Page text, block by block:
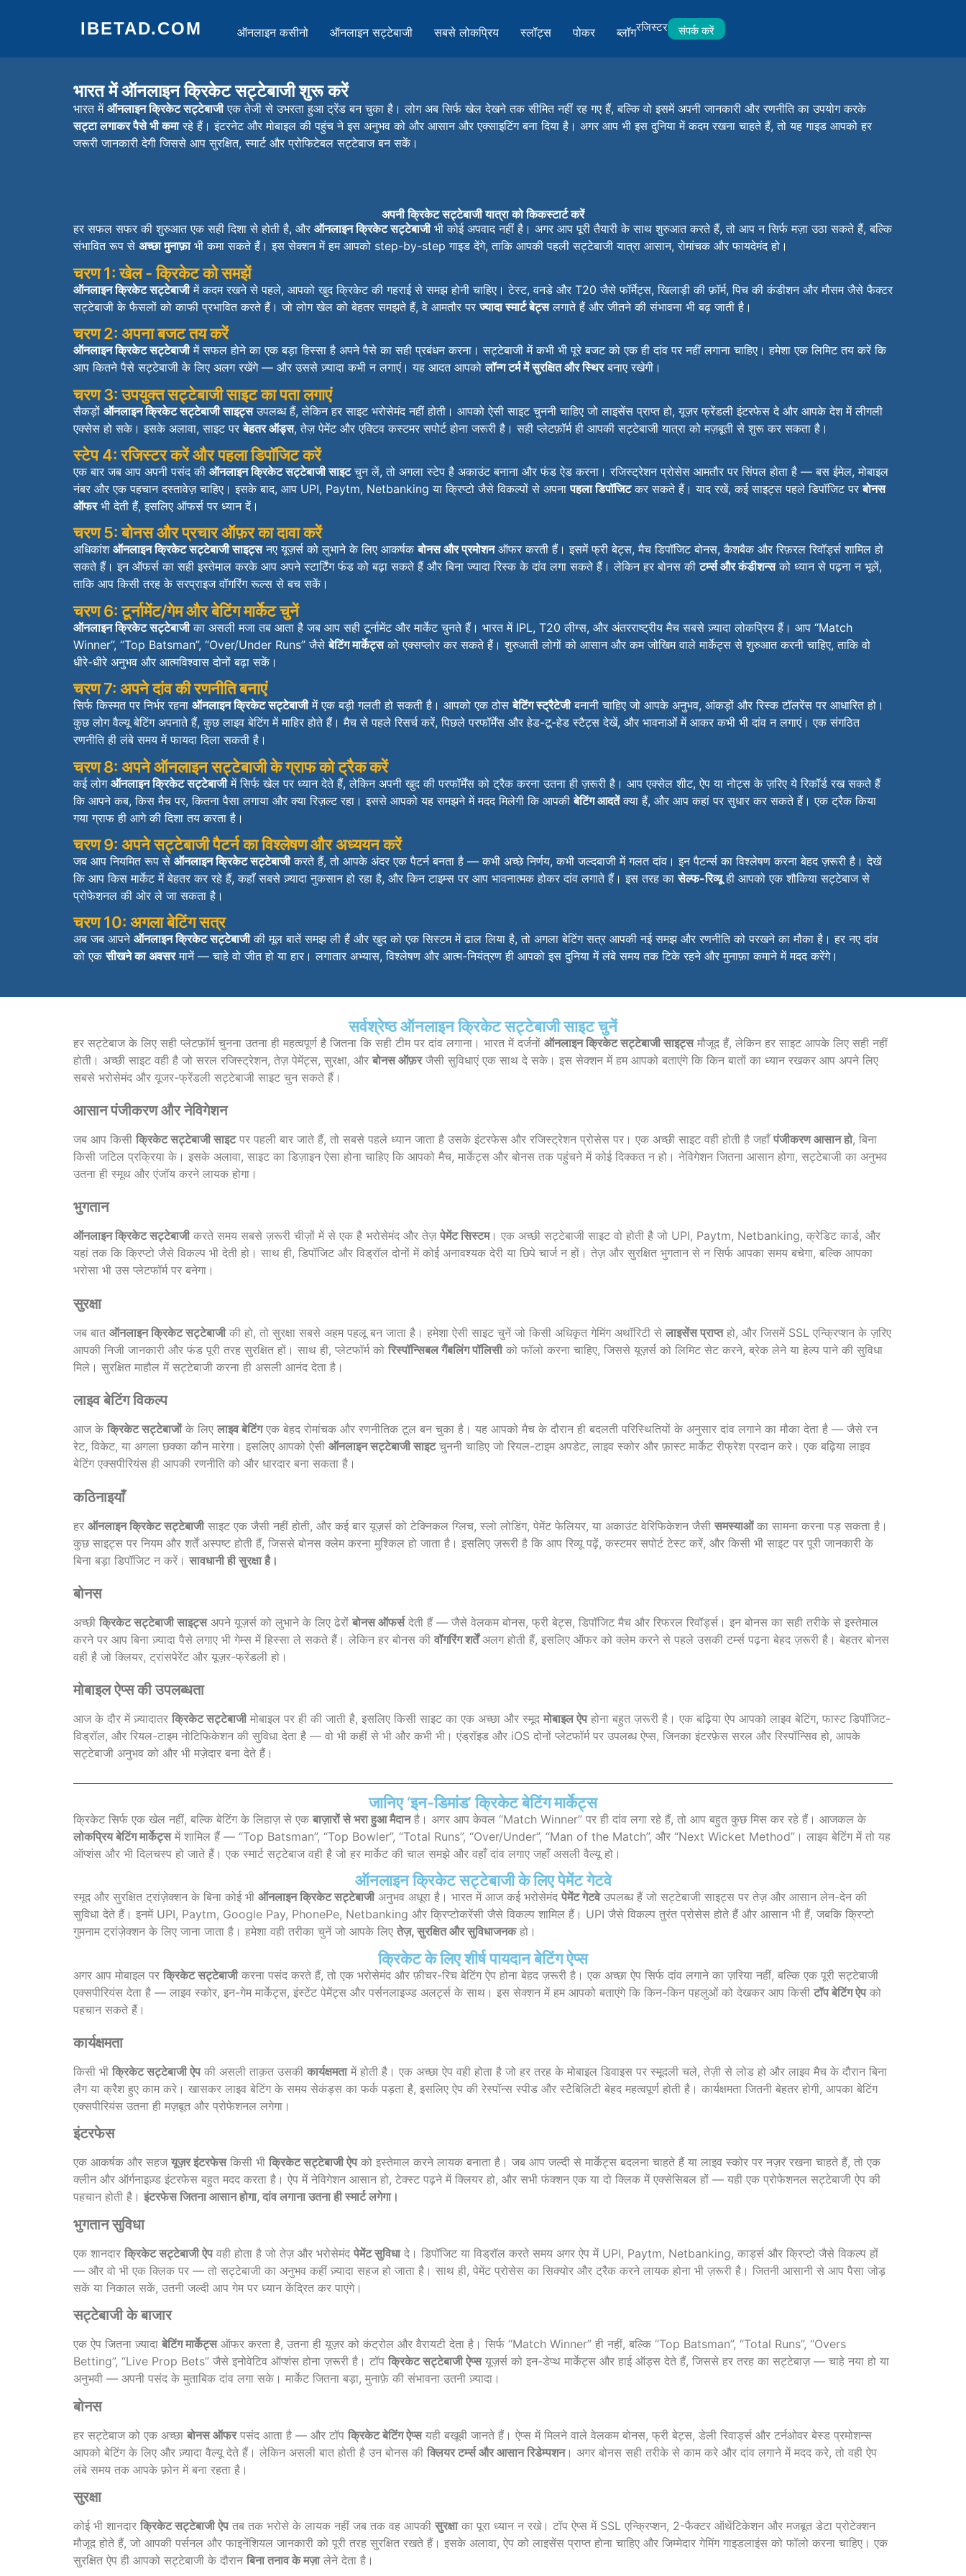
IBETAD.COM ऑनलाइन कसीनो ऑनलाइन सट्टेबाजी सबसे लोकप्रिय स्लॉट्स पोकर ब्लॉगरजिस्टर संपर्क करें
भारत में ऑनलाइन क्रिकेट सट्टेबाजी शुरू करें
भारत में ऑनलाइन क्रिकेट सट्टेबाजीएक तेजी से उभरता हुआ ट्रेंड बन चुका है। लोग अब सिर्फ खेल देखने तक सीमित नहीं रह गए हैं, बल्कि वो इसमें अपनी जानकारी और रणनीति का उपयोग करके
सट्टा लगाकर पैसे भी कमारहे हैं। इंटरनेट और मोबाइल की पहुंच ने इस अनुभव को और आसान और एक्साइटिंग बना दिया है। अगर आप भी इस दुनिया में कदम रखना चाहते हैं, तो यह गाइड आपको हर
जरूरी जानकारी देगी जिससे आप सुरक्षित, स्मार्ट और प्रोफिटेबल सट्टेबाज बन सकें।
अपनी क्रिकेट सट्टेबाजी यात्रा को किकस्टार्ट करें
हर सफल सफर की शुरुआत एक सही दिशा से होती है, और ऑनलाइन क्रिकेट सट्टेबाजीभी कोई अपवाद नहीं है। अगर आप पूरी तैयारी के साथ शुरुआत करते हैं, तो आप न सिर्फ मज़ा उठा सकते हैं, बल्कि
संभावित रूप से अच्छा मुनाफ़ाभी कमा सकते हैं। इस सेक्शन में हम आपको step-by-step गाइड देंगे, ताकि आपकी पहली सट्टेबाजी यात्रा आसान, रोमांचक और फायदेमंद हो।
चरण 1: खेल - क्रिकेट को समझें
ऑनलाइन क्रिकेट सट्टेबाजीमें कदम रखने से पहले, आपको खुद क्रिकेट की गहराई से समझ होनी चाहिए। टेस्ट, वनडे और T20 जैसे फॉर्मेट्स, खिलाड़ी की फ़ॉर्म, पिच की कंडीशन और मौसम जैसे फैक्टर
सट्टेबाजी के फैसलों को काफी प्रभावित करते हैं। जो लोग खेल को बेहतर समझते हैं, वे आमतौर परज्यादा स्मार्ट बेट्सलगाते हैं और जीतने की संभावना भी बढ़ जाती है।
चरण 2: अपना बजट तय करें
ऑनलाइन क्रिकेट सट्टेबाजीमें सफल होने का एक बड़ा हिस्सा है अपने पैसे का सही प्रबंधन करना। सट्टेबाजी में कभी भी पूरे बजट को एक ही दांव पर नहीं लगाना चाहिए। हमेशा एक लिमिट तय करें कि
आप कितने पैसे सट्टेबाजी के लिए अलग रखेंगे — और उससे ज़्यादा कभी न लगाएं। यह आदत आपकोलॉन्ग टर्म में सुरक्षित और स्थिरबनाए रखेगी।
चरण 3: उपयुक्त सट्टेबाजी साइट का पता लगाएं
सैकड़ों ऑनलाइन क्रिकेट सट्टेबाजी साइट्सउपलब्ध हैं, लेकिन हर साइट भरोसेमंद नहीं होती। आपको ऐसी साइट चुननी चाहिए जो लाइसेंस प्राप्त हो, यूज़र फ्रेंडली इंटरफेस दे और आपके देश में लीगली
एक्सेस हो सके। इसके अलावा, साइट परबेहतर ऑड्स, तेज़ पेमेंट और एक्टिव कस्टमर सपोर्ट होना जरूरी है। सही प्लेटफ़ॉर्म ही आपकी सट्टेबाजी यात्रा को मज़बूती से शुरू कर सकता है।
स्टेप 4: रजिस्टर करें और पहला डिपॉजिट करें
एक बार जब आप अपनी पसंद की ऑनलाइन क्रिकेट सट्टेबाजी साइटचुन लें, तो अगला स्टेप है अकाउंट बनाना और फंड ऐड करना। रजिस्ट्रेशन प्रोसेस आमतौर पर सिंपल होता है — बस ईमेल, मोबाइल
नंबर और एक पहचान दस्तावेज़ चाहिए। इसके बाद, आप UPI, Paytm, Netbanking या क्रिप्टो जैसे विकल्पों से अपनापहला डिपॉजिटकर सकते हैं। याद रखें, कई साइट्स पहले डिपॉजिट परबोनस
ऑफरभी देती हैं, इसलिए ऑफर्स पर ध्यान दें।
चरण 5: बोनस और प्रचार ऑफ़र का दावा करें
अधिकांश ऑनलाइन क्रिकेट सट्टेबाजी साइट्सनए यूज़र्स को लुभाने के लिए आकर्षकबोनस और प्रमोशनऑफर करती हैं। इसमें फ्री बेट्स, मैच डिपॉजिट बोनस, कैशबैक और रिफ़रल रिवॉर्ड्स शामिल हो
सकते हैं। इन ऑफर्स का सही इस्तेमाल करके आप अपने स्टार्टिंग फंड को बढ़ा सकते हैं और बिना ज्यादा रिस्क के दांव लगा सकते हैं। लेकिन हर बोनस कीटर्म्स और कंडीशन्सको ध्यान से पढ़ना न भूलें,
ताकि आप किसी तरह के सरप्राइज वॉगरिंग रूल्स से बच सकें।
चरण 6: टूर्नामेंट/गेम और बेटिंग मार्केट चुनें
ऑनलाइन क्रिकेट सट्टेबाजीका असली मजा तब आता है जब आप सही टूर्नामेंट और मार्केट चुनते हैं। भारत में IPL, T20 लीग्स, और अंतरराष्ट्रीय मैच सबसे ज़्यादा लोकप्रिय हैं। आप “Match
Winner”, “Top Batsman”, “Over/Under Runs” जैसेबेटिंग मार्केट्सको एक्सप्लोर कर सकते हैं। शुरुआती लोगों को आसान और कम जोखिम वाले मार्केट्स से शुरुआत करनी चाहिए, ताकि वो
धीरे-धीरे अनुभव और आत्मविश्वास दोनों बढ़ा सकें।
चरण 7: अपने दांव की रणनीति बनाएं
सिर्फ किस्मत पर निर्भर रहना ऑनलाइन क्रिकेट सट्टेबाजीमें एक बड़ी गलती हो सकती है। आपको एक ठोसबेटिंग स्ट्रैटेजीबनानी चाहिए जो आपके अनुभव, आंकड़ों और रिस्क टॉलरेंस पर आधारित हो।
कुछ लोग वैल्यू बेटिंग अपनाते हैं, कुछ लाइव बेटिंग में माहिर होते हैं। मैच से पहले रिसर्च करें, पिछले परफॉर्मेंस और हेड-टू-हेड स्टैट्स देखें, और भावनाओं में आकर कभी भी दांव न लगाएं। एक संगठित
रणनीति ही लंबे समय में फायदा दिला सकती है।
चरण 8: अपने ऑनलाइन सट्टेबाजी के ग्राफ को ट्रैक करें
कई लोग ऑनलाइन क्रिकेट सट्टेबाजीमें सिर्फ खेल पर ध्यान देते हैं, लेकिन अपनी खुद की परफॉर्मेंस को ट्रैक करना उतना ही ज़रूरी है। आप एक्सेल शीट, ऐप या नोट्स के ज़रिए ये रिकॉर्ड रख सकते हैं
कि आपने कब, किस मैच पर, कितना पैसा लगाया और क्या रिज़ल्ट रहा। इससे आपको यह समझने में मदद मिलेगी कि आपकीबेटिंग आदतेंक्या हैं, और आप कहां पर सुधार कर सकते हैं। एक ट्रैक किया
गया ग्राफ ही आगे की दिशा तय करता है।
चरण 9: अपने सट्टेबाजी पैटर्न का विश्लेषण और अध्ययन करें
जब आप नियमित रूप से ऑनलाइन क्रिकेट सट्टेबाजीकरते हैं, तो आपके अंदर एक पैटर्न बनता है — कभी अच्छे निर्णय, कभी जल्दबाजी में गलत दांव। इन पैटर्न्स का विश्लेषण करना बेहद ज़रूरी है। देखें
कि आप किस मार्केट में बेहतर कर रहे हैं, कहाँ सबसे ज़्यादा नुकसान हो रहा है, और किन टाइम्स पर आप भावनात्मक होकर दांव लगाते हैं। इस तरह कासेल्फ-रिव्यूही आपको एक शौकिया सट्टेबाज से
प्रोफेशनल की ओर ले जा सकता है।
चरण 10: अगला बेटिंग सत्र
अब जब आपने ऑनलाइन क्रिकेट सट्टेबाजीकी मूल बातें समझ ली हैं और खुद को एक सिस्टम में ढाल लिया है, तो अगला बेटिंग सत्र आपकी नई समझ और रणनीति को परखने का मौका है। हर नए दांव
को एकसीखने का अवसरमानें — चाहे वो जीत हो या हार। लगातार अभ्यास, विश्लेषण और आत्म-नियंत्रण ही आपको इस दुनिया में लंबे समय तक टिके रहने और मुनाफ़ा कमाने में मदद करेंगे।
सर्वश्रेष्ठ ऑनलाइन क्रिकेट सट्टेबाजी साइट चुनें
हर सट्टेबाज के लिए सही प्लेटफ़ॉर्म चुनना उतना ही महत्वपूर्ण है जितना कि सही टीम पर दांव लगाना। भारत में दर्जनों ऑनलाइन क्रिकेट सट्टेबाजी साइट्समौजूद हैं, लेकिन हर साइट आपके लिए सही नहीं
होती। अच्छी साइट वही है जो सरल रजिस्ट्रेशन, तेज़ पेमेंट्स, सुरक्षा, और बोनस ऑफ़रजैसी सुविधाएं एक साथ दे सके। इस सेक्शन में हम आपको बताएंगे कि किन बातों का ध्यान रखकर आप अपने लिए
सबसे भरोसेमंद और यूजर-फ्रेंडली सट्टेबाजी साइट चुन सकते हैं।
आसान पंजीकरण और नेविगेशन
जब आप किसी क्रिकेट सट्टेबाजी साइटपर पहली बार जाते हैं, तो सबसे पहले ध्यान जाता है उसके इंटरफेस और रजिस्ट्रेशन प्रोसेस पर। एक अच्छी साइट वही होती है जहाँ पंजीकरण आसान हो, बिना
किसी जटिल प्रक्रिया के। इसके अलावा, साइट का डिज़ाइन ऐसा होना चाहिए कि आपको मैच, मार्केट्स और बोनस तक पहुंचने में कोई दिक्कत न हो। नेविगेशन जितना आसान होगा, सट्टेबाजी का अनुभव
उतना ही स्मूथ और एंजॉय करने लायक होगा।
भुगतान
ऑनलाइन क्रिकेट सट्टेबाजीकरते समय सबसे ज़रूरी चीज़ों में से एक है भरोसेमंद और तेज़ पेमेंट सिस्टम। एक अच्छी सट्टेबाजी साइट वो होती है जो UPI, Paytm, Netbanking, क्रेडिट कार्ड, और
यहां तक कि क्रिप्टो जैसे विकल्प भी देती हो। साथ ही, डिपॉजिट और विड्रॉल दोनों में कोई अनावश्यक देरी या छिपे चार्ज न हों। तेज़ और सुरक्षित भुगतान से न सिर्फ आपका समय बचेगा, बल्कि आपका
भरोसा भी उस प्लेटफॉर्म पर बनेगा।
सुरक्षा
जब बात ऑनलाइन क्रिकेट सट्टेबाजीकी हो, तो सुरक्षा सबसे अहम पहलू बन जाता है। हमेशा ऐसी साइट चुनें जो किसी अधिकृत गेमिंग अथॉरिटी से लाइसेंस प्राप्तहो, और जिसमें SSL एन्क्रिप्शन के ज़रिए
आपकी निजी जानकारी और फंड पूरी तरह सुरक्षित हों। साथ ही, प्लेटफॉर्म को रिस्पॉन्सिबल गैंबलिंग पॉलिसीको फॉलो करना चाहिए, जिससे यूज़र्स को लिमिट सेट करने, ब्रेक लेने या हेल्प पाने की सुविधा
मिले। सुरक्षित माहौल में सट्टेबाजी करना ही असली आनंद देता है।
लाइव बेटिंग विकल्प
आज के क्रिकेट सट्टेबाजोंके लिए लाइव बेटिंगएक बेहद रोमांचक और रणनीतिक टूल बन चुका है। यह आपको मैच के दौरान ही बदलती परिस्थितियों के अनुसार दांव लगाने का मौका देता है — जैसे रन
रेट, विकेट, या अगला छक्का कौन मारेगा। इसलिए आपको ऐसी ऑनलाइन सट्टेबाजी साइटचुननी चाहिए जो रियल-टाइम अपडेट, लाइव स्कोर और फ़ास्ट मार्केट रीफ्रेश प्रदान करे। एक बढ़िया लाइव
बेटिंग एक्सपीरियंस ही आपकी रणनीति को और धारदार बना सकता है।
कठिनाइयाँ
हर ऑनलाइन क्रिकेट सट्टेबाजीसाइट एक जैसी नहीं होती, और कई बार यूज़र्स को टेक्निकल ग्लिच, स्लो लोडिंग, पेमेंट फेलियर, या अकाउंट वेरिफिकेशन जैसी समस्याओंका सामना करना पड़ सकता है।
कुछ साइट्स पर नियम और शर्तें अस्पष्ट होती हैं, जिससे बोनस क्लेम करना मुश्किल हो जाता है। इसलिए ज़रूरी है कि आप रिव्यू पढ़ें, कस्टमर सपोर्ट टेस्ट करें, और किसी भी साइट पर पूरी जानकारी के
बिना बड़ा डिपॉजिट न करें। सावधानी ही सुरक्षा है।
बोनस
अच्छी क्रिकेट सट्टेबाजी साइट्सअपने यूज़र्स को लुभाने के लिए ढेरों बोनस ऑफर्सदेती हैं — जैसे वेलकम बोनस, फ्री बेट्स, डिपॉजिट मैच और रिफरल रिवॉर्ड्स। इन बोनस का सही तरीके से इस्तेमाल
करने पर आप बिना ज़्यादा पैसे लगाए भी गेम्स में हिस्सा ले सकते हैं। लेकिन हर बोनस की वॉगरिंग शर्तेंअलग होती हैं, इसलिए ऑफर को क्लेम करने से पहले उसकी टर्म्स पढ़ना बेहद ज़रूरी है। बेहतर बोनस
वही है जो क्लियर, ट्रांसपेरेंट और यूज़र-फ्रेंडली हो।
मोबाइल ऐप्स की उपलब्धता
आज के दौर में ज़्यादातर क्रिकेट सट्टेबाजीमोबाइल पर ही की जाती है, इसलिए किसी साइट का एक अच्छा और स्मूद मोबाइल ऐपहोना बहुत ज़रूरी है। एक बढ़िया ऐप आपको लाइव बेटिंग, फास्ट डिपॉजिट-
विड्रॉल, और रियल-टाइम नोटिफिकेशन की सुविधा देता है — वो भी कहीं से भी और कभी भी। एंड्रॉइड और iOS दोनों प्लेटफॉर्म पर उपलब्ध ऐप्स, जिनका इंटरफ़ेस सरल और रिस्पॉन्सिव हो, आपके
सट्टेबाजी अनुभव को और भी मज़ेदार बना देते हैं।
जानिए ‘इन-डिमांड’ क्रिकेट बेटिंग मार्केट्स
क्रिकेट सिर्फ एक खेल नहीं, बल्कि बेटिंग के लिहाज़ से एक बाज़ारों से भरा हुआ मैदानहै। अगर आप केवल “Match Winner” पर ही दांव लगा रहे हैं, तो आप बहुत कुछ मिस कर रहे हैं। आजकल के
लोकप्रिय बेटिंग मार्केट्समें शामिल हैं — “Top Batsman”, “Top Bowler”, “Total Runs”, “Over/Under”, “Man of the Match”, और “Next Wicket Method”। लाइव बेटिंग में तो यह
ऑप्शंस और भी दिलचस्प हो जाते हैं। एक स्मार्ट सट्टेबाज वही है जो हर मार्केट की चाल समझे और वहाँ दांव लगाए जहाँ असली वैल्यू हो।
ऑनलाइन क्रिकेट सट्टेबाजी के लिए पेमेंट गेटवे
स्मूद और सुरक्षित ट्रांज़ेक्शन के बिना कोई भी ऑनलाइन क्रिकेट सट्टेबाजीअनुभव अधूरा है। भारत में आज कई भरोसेमंद पेमेंट गेटवेउपलब्ध हैं जो सट्टेबाजी साइट्स पर तेज़ और आसान लेन-देन की
सुविधा देते हैं। इनमें UPI, Paytm, Google Pay, PhonePe, Netbanking और क्रिप्टोकरेंसी जैसे विकल्प शामिल हैं। UPI जैसे विकल्प तुरंत प्रोसेस होते हैं और आसान भी हैं, जबकि क्रिप्टो
गुमनाम ट्रांज़ेक्शन के लिए जाना जाता है। हमेशा वही तरीका चुनें जो आपके लिए तेज़, सुरक्षित और सुविधाजनकहो।
क्रिकेट के लिए शीर्ष पायदान बेटिंग ऐप्स
अगर आप मोबाइल पर क्रिकेट सट्टेबाजीकरना पसंद करते हैं, तो एक भरोसेमंद और फ़ीचर-रिच बेटिंग ऐप होना बेहद ज़रूरी है। एक अच्छा ऐप सिर्फ दांव लगाने का ज़रिया नहीं, बल्कि एक पूरी सट्टेबाजी
एक्सपीरियंस देता है — लाइव स्कोर, इन-गेम मार्केट्स, इंस्टेंट पेमेंट्स और पर्सनलाइज्ड अलर्ट्स के साथ। इस सेक्शन में हम आपको बताएंगे कि किन-किन पहलुओं को देखकर आप किसी टॉप बेटिंग ऐपको
पहचान सकते हैं।
कार्यक्षमता
किसी भी क्रिकेट सट्टेबाजी ऐपकी असली ताक़त उसकी कार्यक्षमतामें होती है। एक अच्छा ऐप वही होता है जो हर तरह के मोबाइल डिवाइस पर स्मूदली चले, तेज़ी से लोड हो और लाइव मैच के दौरान बिना
लैग या क्रैश हुए काम करे। खासकर लाइव बेटिंग के समय सेकंड्स का फर्क पड़ता है, इसलिए ऐप की रेस्पॉन्स स्पीड और स्टैबिलिटी बेहद महत्वपूर्ण होती है। कार्यक्षमता जितनी बेहतर होगी, आपका बेटिंग
एक्सपीरियंस उतना ही मज़बूत और प्रोफेशनल लगेगा।
इंटरफेस
एक आकर्षक और सहज यूज़र इंटरफेसकिसी भी क्रिकेट सट्टेबाजी ऐपको इस्तेमाल करने लायक बनाता है। जब आप जल्दी से मार्केट्स बदलना चाहते हैं या लाइव स्कोर पर नज़र रखना चाहते हैं, तो एक
क्लीन और ऑर्गनाइज़्ड इंटरफेस बहुत मदद करता है। ऐप में नेविगेशन आसान हो, टेक्स्ट पढ़ने में क्लियर हो, और सभी फंक्शन एक या दो क्लिक में एक्सेसिबल हों — यही एक प्रोफेशनल सट्टेबाजी ऐप की
पहचान होती है। इंटरफेस जितना आसान होगा, दांव लगाना उतना ही स्मार्ट लगेगा।
भुगतान सुविधा
एक शानदार क्रिकेट सट्टेबाजी ऐपवही होता है जो तेज़ और भरोसेमंद पेमेंट सुविधादे। डिपॉजिट या विड्रॉल करते समय अगर ऐप में UPI, Paytm, Netbanking, कार्ड्स और क्रिप्टो जैसे विकल्प हों
— और वो भी एक क्लिक पर — तो सट्टेबाजी का अनुभव कहीं ज़्यादा सहज हो जाता है। साथ ही, पेमेंट प्रोसेस का सिक्योर और ट्रैक करने लायक होना भी ज़रूरी है। जितनी आसानी से आप पैसा जोड़
सकें या निकाल सकें, उतनी जल्दी आप गेम पर ध्यान केंद्रित कर पाएंगे।
सट्टेबाजी के बाजार
एक ऐप जितना ज़्यादा बेटिंग मार्केट्सऑफर करता है, उतना ही यूज़र को कंट्रोल और वैरायटी देता है। सिर्फ “Match Winner” ही नहीं, बल्कि “Top Batsman”, “Total Runs”, “Overs
Betting”, “Live Prop Bets” जैसे इनोवेटिव ऑप्शंस होना ज़रूरी है। टॉप क्रिकेट सट्टेबाजी ऐप्सयूज़र्स को इन-डेप्थ मार्केट्स और हाई ऑड्स देते हैं, जिससे हर तरह का सट्टेबाज़ — चाहे नया हो या
अनुभवी — अपनी पसंद के मुताबिक दांव लगा सके। मार्केट जितना बड़ा, मुनाफ़े की संभावना उतनी ज़्यादा।
बोनस
हर सट्टेबाज को एक अच्छा बोनस ऑफरपसंद आता है — और टॉप क्रिकेट बेटिंग ऐप्सयही बखूबी जानते हैं। ऐप्स में मिलने वाले वेलकम बोनस, फ्री बेट्स, डेली रिवार्ड्स और टर्नओवर बेस्ड प्रमोशन्स
आपको बेटिंग के लिए और ज़्यादा वैल्यू देते हैं। लेकिन असली बात होती है उन बोनस की क्लियर टर्म्स और आसान रिडेम्पशन। अगर बोनस सही तरीके से काम करे और दांव लगाने में मदद करे, तो वही ऐप
लंबे समय तक आपके फ़ोन में बना रहता है।
सुरक्षा
कोई भी शानदार क्रिकेट सट्टेबाजी ऐपतब तक भरोसे के लायक नहीं जब तक वह आपकी सुरक्षाका पूरा ध्यान न रखे। टॉप ऐप्स में SSL एन्क्रिप्शन, 2-फैक्टर ऑथेंटिकेशन और मजबूत डेटा प्रोटेक्शन
मौजूद होते हैं, जो आपकी पर्सनल और फाइनेंशियल जानकारी को पूरी तरह सुरक्षित रखते हैं। इसके अलावा, ऐप को लाइसेंस प्राप्त होना चाहिए और जिम्मेदार गेमिंग गाइडलाइंस को फॉलो करना चाहिए। एक
सुरक्षित ऐप ही आपको सट्टेबाजी के दौरान बिना तनाव के मज़ालेने देता है।